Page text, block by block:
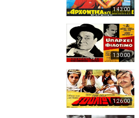
1:43:00
1:30:00
1:26:00